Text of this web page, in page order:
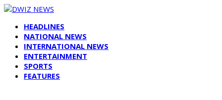
HEADLINES
NATIONAL NEWS
INTERNATIONAL NEWS
ENTERTAINMENT
SPORTS
FEATURES